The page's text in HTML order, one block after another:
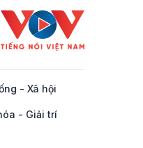
- Xã hội
- Giải trí